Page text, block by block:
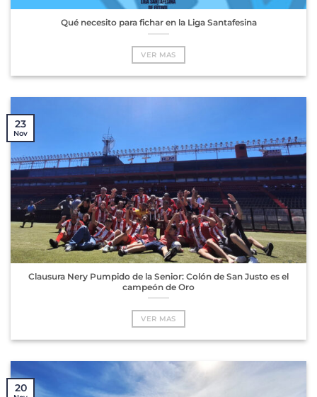
Qué necesito para fichar en la Liga Santafesina
VER MAS
Clausura Nery Pumpido de la Senior: Colón de San Justo es el
campeón de Oro
VER MAS
23
Nov
20